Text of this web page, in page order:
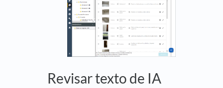
Revisar texto de IA